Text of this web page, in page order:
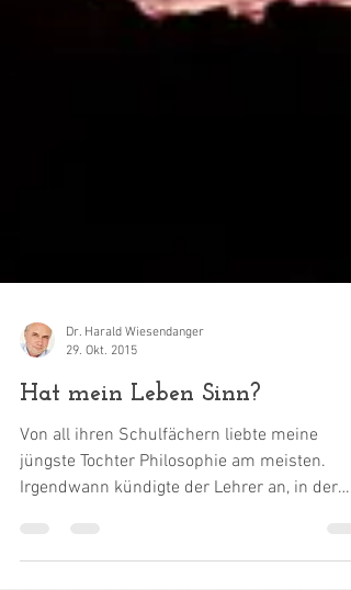
Dr. Harald Wiesendanger
Hat mein Leben Sinn?
Von all ihren Schulfächern liebte meine